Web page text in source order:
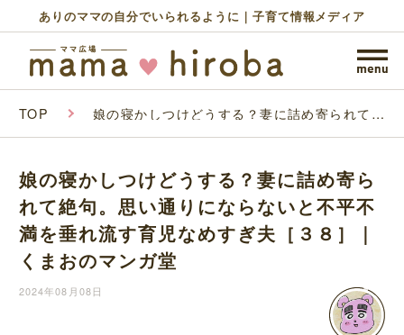
ありのママの自分でいられるように｜子育て情報メディア
TOP 娘の寝かしつけどうする？妻に詰め寄られて絶
育児なめすぎ夫［３８］｜くまおのマンガ堂
娘の寝かしつけどうする？妻に詰め寄ら
れて絶句。思い通りにならないと不平不
満を垂れ流す育児なめすぎ夫［３８］｜
くまおのマンガ堂
2024年08月08日